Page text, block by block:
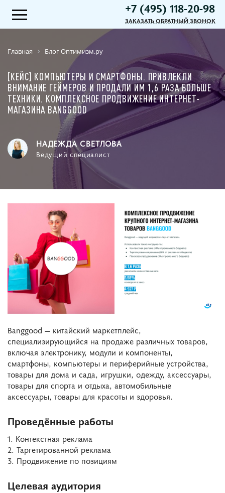
+7 (495) 118-20-98
ЗАКАЗАТЬ ОБРАТНЫЙ ЗВОНОК
Главная Блог Оптимизм.ру
[КЕЙС] КОМПЬЮТЕРЫ И СМАРТФОНЫ. ПРИВЛЕКЛИ
ВНИМАНИЕ ГЕЙМЕРОВ И ПРОДАЛИ ИМ 1,6 РАЗА БОЛЬШЕ
ТЕХНИКИ. КОМПЛЕКСНОЕ ПРОДВИЖЕНИЕ ИНТЕРНЕТ-
МАГАЗИНА BANGGOOD
НАДЕЖДА СВЕТЛОВА
Ведущий специалист
Banggood — китайский маркетплейс,
специализирующийся на продаже различных товаров,
включая электронику, модули и компоненты,
смартфоны, компьютеры и периферийные устройства,
товары для дома и сада, игрушки, одежду, аксессуары,
товары для спорта и отдыха, автомобильные
аксессуары, товары для красоты и здоровья.
Проведённые работы
1. Контекстная реклама
2. Таргетированной реклама
3. Продвижение по позициям
Целевая аудитория